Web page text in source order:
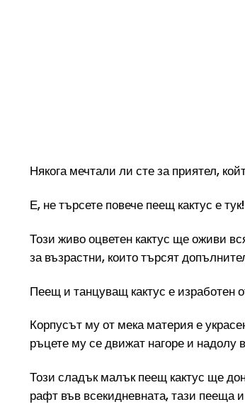
Някога мечтали ли сте за приятел,
Е, не търсете повече пеещ кактус е тук!
Този живо оцветен кактус ще оживи
за възрастни, които търсят
Пеещ и танцуващ кактус е изработен
Корпусът му от мека материя е
ръцете му се движат нагоре и надолу
Този сладък малък пеещ кактус ще
рафт във всекидневната, тази пееща